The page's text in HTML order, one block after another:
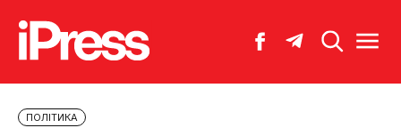
ПОЛІТИКА